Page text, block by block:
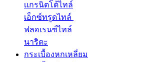
เเกรนิตโต้ไทล์
เอ็กซ์ทรูดไทล์
ฟลอเรนซ์ไทล์
นาริตะ
กระเบื้องหกเหลี่ยม